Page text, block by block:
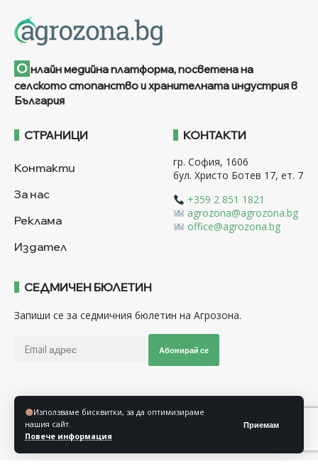
Използваме бисквитки, за да оптимизираме
нашия сайт.
Повече информация
Приемам
О нлайн медийна платформа, посветена на
селското стопанство и хранителната индустрия в
България
СТРАНИЦИ
Контакти
За нас
Реклама
Издател
КОНТАКТИ
гр. София, 1606
бул. Христо Ботев 17, ет. 7
+359 2 851 1821
agrozona@agrozona.bg
office@agrozona.bg
СЕДМИЧЕН БЮЛЕТИН
Запиши се за седмичния бюлетин на Агрозона.
Абонирай се
Последвайте ни